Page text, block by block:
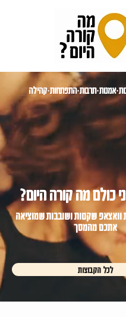
כולם מה קורה היום?
שקטות ושובבות שמוציאה
אתכם מהמסך
לכל הקבוצות